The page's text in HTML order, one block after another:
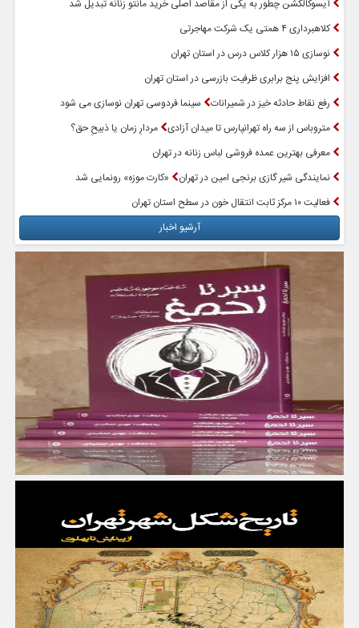
آیسوکالکشن چطور به یکی از مقاصد اصلی خرید مانتو زنانه تبدیل شد
کلاهبرداری ۴ همتی یک شرکت مهاجرتی
نوسازی ۱۵ هزار کلاس درس در استان تهران
افزایش پنج برابری ظرفیت بازرسی در استان تهران
رفع نقاط حادثه خیز در شمیرانات
سینما فردوسی تهران نوسازی می شود
متروباس از سه راه تهرانپارس تا میدان آزادی مردارِ زمان یا ذبیحِ حق؟
معرفی بهترین عمده فروشی لباس زنانه در تهران
نمایندگی شیر گازی برنجی امین در تهران
«کارت موزه» رونمایی شد
فعالیت ۱۰ مرکز ثابت انتقال خون در سطح استان تهران
آرشیو اخبار